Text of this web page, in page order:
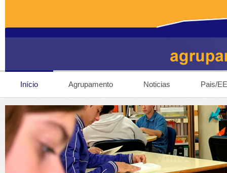
Início Agrupamento Noticias Pais/EE